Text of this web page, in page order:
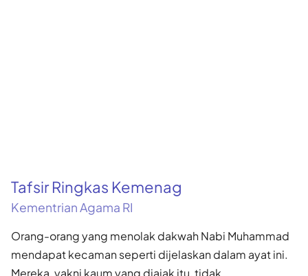
Tafsir Ringkas Kemenag
Kementrian Agama RI
Orang-orang yang menolak dakwah Nabi Muhammad
mendapat kecaman seperti dijelaskan dalam ayat ini.
Mereka, yakni kaum yang diajak itu, tidak